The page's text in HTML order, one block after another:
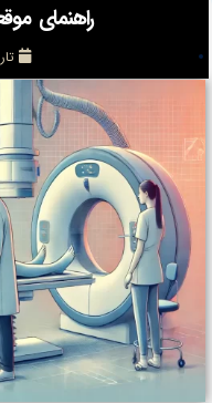
راهنمای